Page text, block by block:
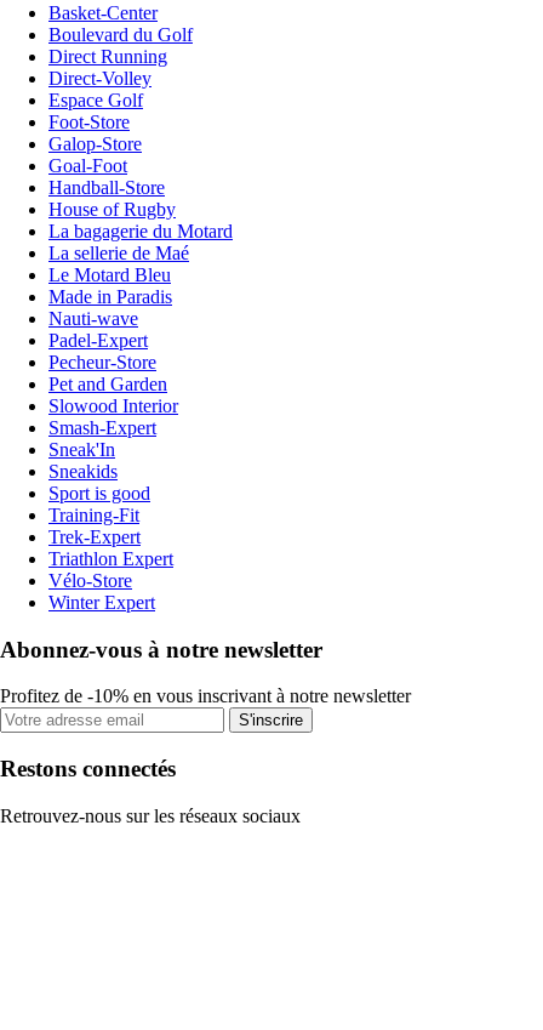
Basket-Center
Boulevard du Golf
Direct Running
Direct-Volley
Espace Golf
Foot-Store
Galop-Store
Goal-Foot
Handball-Store
House of Rugby
La bagagerie du Motard
La sellerie de Maé
Le Motard Bleu
Made in Paradis
Nauti-wave
Padel-Expert
Pecheur-Store
Pet and Garden
Slowood Interior
Smash-Expert
Sneak'In
Sneakids
Sport is good
Training-Fit
Trek-Expert
Triathlon Expert
Vélo-Store
Winter Expert
Abonnez-vous à notre newsletter
Profitez de -10% en vous inscrivant à notre newsletter
S'inscrire
Restons connectés
Retrouvez-nous sur les réseaux sociaux